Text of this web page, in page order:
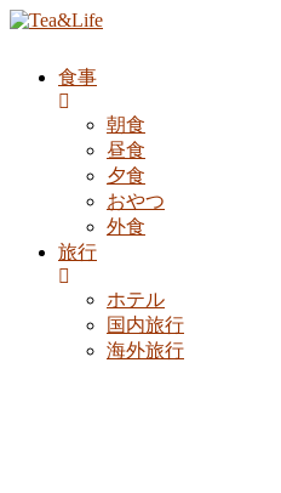
食事
朝食
昼食
夕食
おやつ
外食
旅行
ホテル
国内旅行
海外旅行